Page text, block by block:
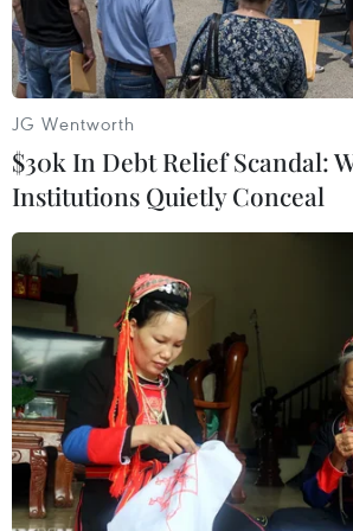
Tổng thống Mỹ Joe Biden (thứ 3, phải)
đạo lưỡng đảng tại Quốc hội về trần nợ
DC ngày 9/5. (Ảnh: AFP/
Ngày 14/5, Tổng thống Mỹ Joe
ông vẫn “lạc quan” tìm kiếm
JG Wentworth
$30k In Debt Relief Scandal:
Institutions Quietly Conceal